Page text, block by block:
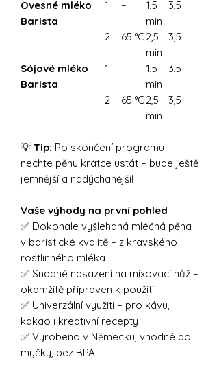
Ovesné mléko
Barista
1 –
1,5
min
3,5
2 65 °C2,5
min
3,5
Sójové mléko
Barista
1 –
1,5
min
3,5
2 65 °C2,5
min
3,5
💡 Tip: Po skončení programu
nechte pěnu krátce ustát – bude ještě
jemnější a nadýchanější!
Vaše výhody na první pohled
✅ Dokonale vyšlehaná mléčná pěna
v baristické kvalitě – z kravského i
rostlinného mléka
✅ Snadné nasazení na mixovací nůž –
okamžitě připraven k použití
✅ Univerzální využití – pro kávu,
kakao i kreativní recepty
✅ Vyrobeno v Německu, vhodné do
myčky, bez BPA